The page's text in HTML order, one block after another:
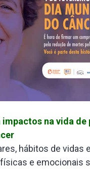
impactos na vida de
hábitos de vidas e
e emocionais